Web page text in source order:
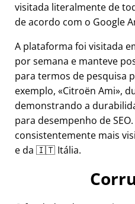
visitada literalmente de
de acordo com o Google
A plataforma foi visitada
por semana e manteve
para termos de pesquisa
exemplo,
Citroën Ami ,
demonstrando a
para desempenho de
consistentemente mais
e da 🇮🇹 Itália.